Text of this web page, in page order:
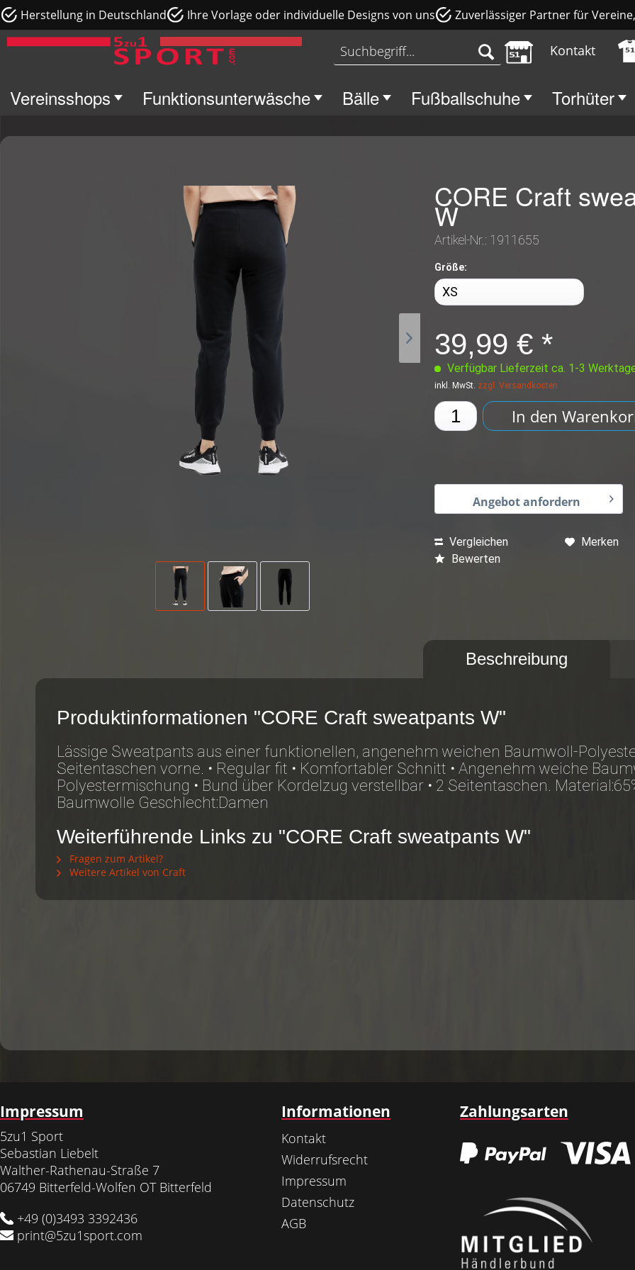
Herstellung in Deutschland Ihre Vorlage oder individuelle Designs von uns Zuverlässiger Partner für
Kontakt
Vereinsshops Funktionsunterwäsche Bälle Fußballschuhe Torhüter
CORE Craft
W
Artikel-Nr.: 1911655
Größe:
39,99 € *
Verfügbar Lieferzeit ca. 1-3
inkl. MwSt. zzgl. Versandkosten
In den
Angebot anfordern
Vergleichen
Merken
Bewerten
Beschreibung
Produktinformationen "CORE Craft sweatpants W"
Lässige Sweatpants aus einer funktionellen, angenehm weichen Baumwoll-
Seitentaschen vorne. • Regular fit • Komfortabler Schnitt • Angenehm weiche
Polyestermischung • Bund über Kordelzug verstellbar • 2 Seitentaschen.
Baumwolle Geschlecht:Damen
Weiterführende Links zu "CORE Craft sweatpants W"
Fragen zum Artikel?
Weitere Artikel von Craft
Impressum
5zu1 Sport
Sebastian Liebelt
Walther-Rathenau-Straße 7
06749 Bitterfeld-Wolfen OT Bitterfeld
+49 (0)3493 3392436
print@5zu1sport.com
Informationen
Kontakt
Widerrufsrecht
Impressum
Datenschutz
AGB
Zahlungsarten